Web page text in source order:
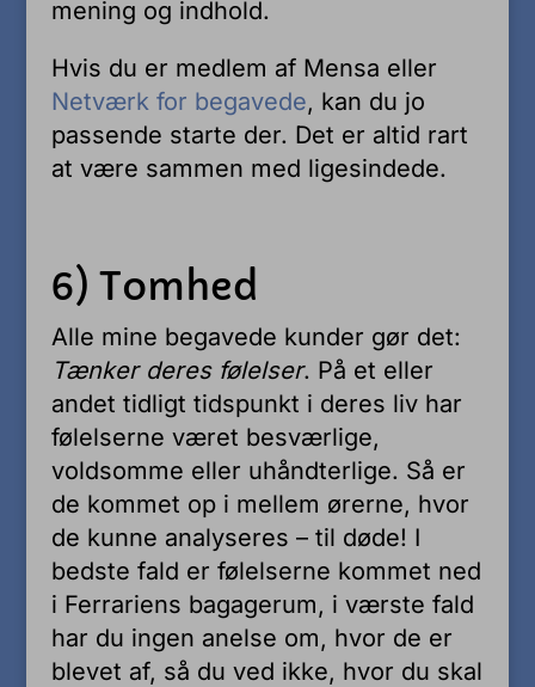
mening og indhold.
Hvis du er medlem af Mensa eller
Netværk for begavede, kan du jo
passende starte der. Det er altid rart
at være sammen med ligesindede.
6) Tomhed
Alle mine begavede kunder gør det:
Tænker deres følelser. På et eller
andet tidligt tidspunkt i deres liv har
følelserne været besværlige,
voldsomme eller uhåndterlige. Så er
de kommet op i mellem ørerne, hvor
de kunne analyseres – til døde! I
bedste fald er følelserne kommet ned
i Ferrariens bagagerum, i værste fald
har du ingen anelse om, hvor de er
blevet af, så du ved ikke, hvor du skal